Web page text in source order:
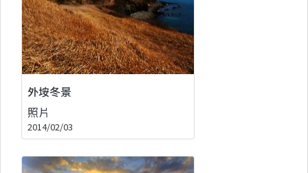
外垵冬景
照片
2014/02/03